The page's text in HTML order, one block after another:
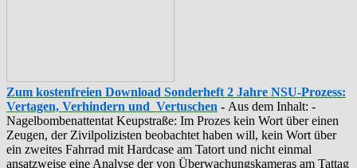
Zum kostenfreien Download Sonderheft 2 Jahre NSU-Prozess:
Vertagen, Verhindern und Vertuschen - Aus dem Inhalt: -
‪Nagelbombenattentat‬ ‎Keupstraße‬: Im Prozes kein Wort über einen
Zeugen, der Zivilpolizisten beobachtet haben will, kein Wort über
ein zweites Fahrrad mit Hardcase am Tatort und nicht einmal
ansatzweise eine Analyse der von Überwachungskameras am Tattag